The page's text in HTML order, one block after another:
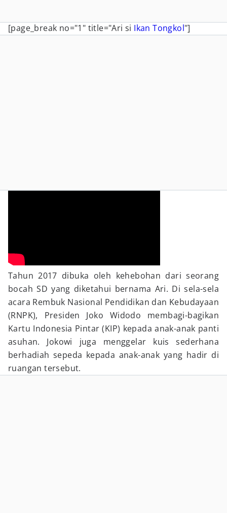
[page_break no="1" title="Ari si Ikan Tongkol"]
Tahun 2017 dibuka oleh kehebohan dari seorang
bocah SD yang diketahui bernama Ari. Di sela-sela
acara Rembuk Nasional Pendidikan dan Kebudayaan
(RNPK), Presiden Joko Widodo membagi-bagikan
Kartu Indonesia Pintar (KIP) kepada anak-anak panti
asuhan. Jokowi juga menggelar kuis sederhana
berhadiah sepeda kepada anak-anak yang hadir di
ruangan tersebut.